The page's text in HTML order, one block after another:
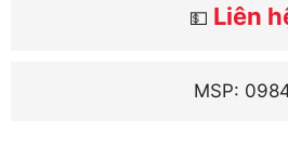
💵 Liên
MSP: